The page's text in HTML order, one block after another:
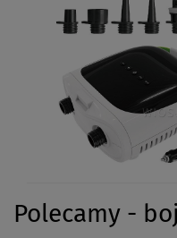
Polecamy -